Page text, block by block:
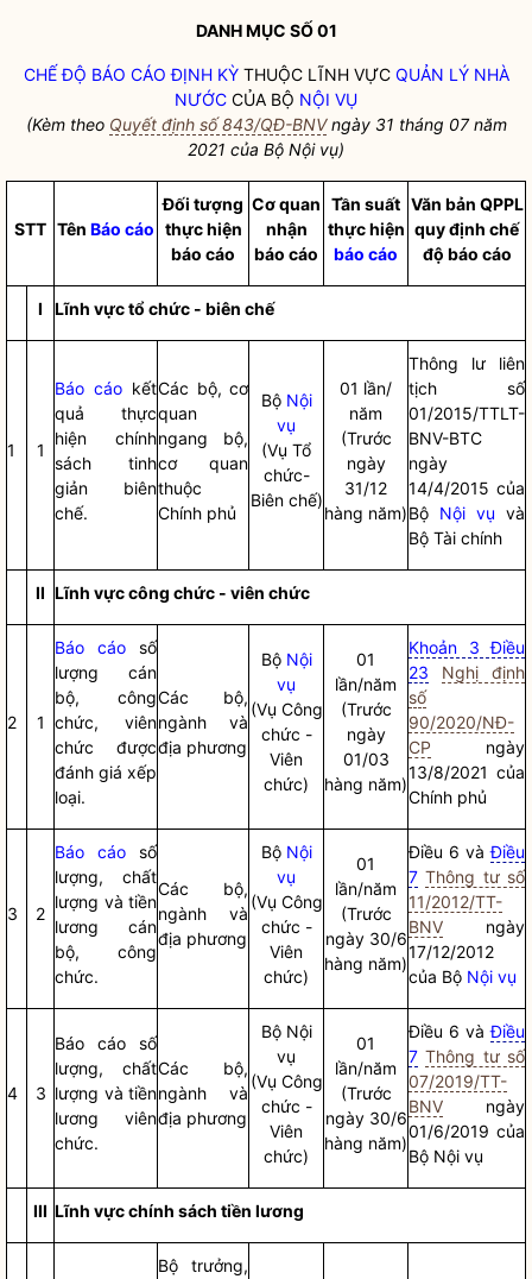
DANH MỤC SỐ 01
CHẾ ĐỘ BÁO CÁO ĐỊNH KỲTHUỘC LĨNH VỰC QUẢN LÝ NHÀ
NƯỚC CỦA BỘ NỘI VỤ
(Kèm theo Quyết định số 843/QĐ-BNVngày 31 tháng 07 năm
2021 của Bộ Nội vụ)
STT Tên Báo cáo
Đối tượng
thực hiện
báo cáo
Cơ quan
nhận
báo cáo
Tần suất
thực hiện
báo cáo
Văn bản QPPL
quy định chế
độ báo cáo
I Lĩnh vực tổ chức - biên chế
1 1
Báo cáo kết
quả thực
hiện chính
sách tinh
giản biên
chế.
Các bộ, cơ
quan
ngang bộ,
cơ quan
thuộc
Chính phủ
Bộ Nội
vụ
(Vụ Tổ
chức-
Biên chế)
01 lần/
năm
(Trước
ngày
31/12
hàng năm)
Thông lư liên
tịch số
01/2015/TTLT-
BNV-BTC
ngày
14/4/2015 của
Bộ Nội vụ và
Bộ Tài chính
II Lĩnh vực công chức - viên chức
2 1
Báo cáo số
lượng cán
bộ, công
chức, viên
chức được
đánh giá xếp
loại.
Các bộ,
ngành và
địa phương
Bộ Nội
vụ
(Vụ Công
chức -
Viên
chức)
01
lần/năm
(Trước
ngày
01/03
hàng năm)
Khoản 3 Điều
23
Nghị định
số
90/2020/NĐ-
CP ngày
13/8/2021 của
Chính phủ
3 2
Báo cáo số
lượng, chất
lượng và tiền
lương cán
bộ, công
chức.
Các bộ,
ngành và
địa phương
Bộ Nội
vụ
(Vụ Công
chức -
Viên
chức)
01
lần/năm
(Trước
ngày 30/6
hàng năm)
Điều 6 vàĐiều
7 Thông tư số
11/2012/TT-
BNV ngày
17/12/2012
của Bộ Nội vụ
4 3
Báo cáo số
lượng, chất
lượng và tiền
lương viên
chức.
Các bộ,
ngành và
địa phương
Bộ Nội
vụ
(Vụ Công
chức -
Viên
chức)
01
lần/năm
(Trước
ngày 30/6
hàng năm)
Điều 6 vàĐiều
7 Thông tư số
07/2019/TT-
BNV ngày
01/6/2019 của
Bộ Nội vụ
III Lĩnh vực chính sách tiền lương
Bộ trưởng,